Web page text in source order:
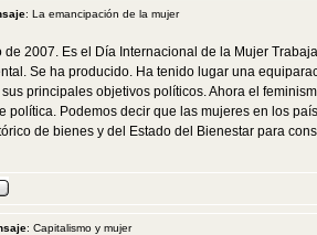
: La emancipación de la mujer
2007. Es el Día Internacional de la Mujer
Se ha producido. Ha tenido lugar una
principales objetivos políticos. Ahora el
política. Podemos decir que las mujeres en los
de bienes y del Estado del Bienestar para
: Capitalismo y mujer